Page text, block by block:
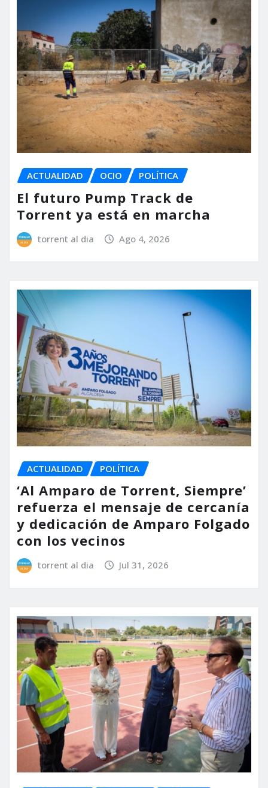
ACTUALIDAD OCIO POLÍTICA
El futuro Pump Track de
Torrent ya está en marcha
torrent al dia Ago 4, 2026
ACTUALIDAD POLÍTICA
‘Al Amparo de Torrent, Siempre’
refuerza el mensaje de cercanía
y dedicación de Amparo Folgado
con los vecinos
torrent al dia Jul 31, 2026